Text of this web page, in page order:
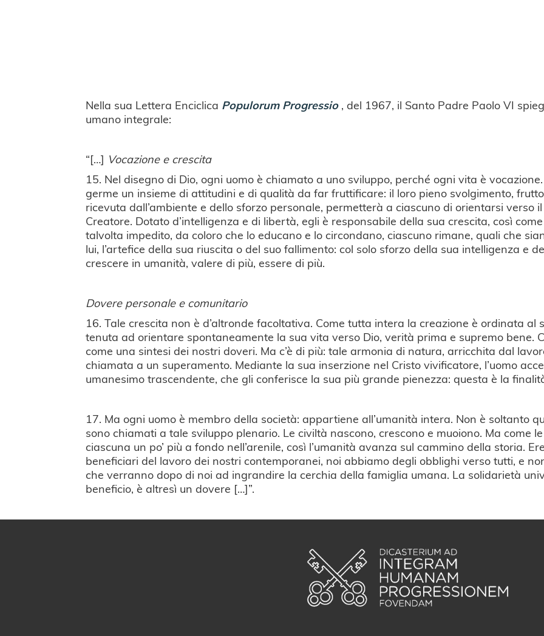
Nella sua Lettera Enciclica Populorum Progressio, del 1967, il Santo Padre Paolo VI
umano integrale:
“[…] Vocazione e crescita
15. Nel disegno di Dio, ogni uomo è chiamato a uno sviluppo, perché ogni vita è
germe un insieme di attitudini e di qualità da far fruttificare: il loro pieno svolgimento,
ricevuta dall’ambiente e dello sforzo personale, permetterà a ciascuno di orientarsi verso
Creatore. Dotato d’intelligenza e di libertà, egli è responsabile della sua crescita, così
talvolta impedito, da coloro che lo educano e lo circondano, ciascuno rimane, quali che
lui, l’artefice della sua riuscita o del suo fallimento: col solo sforzo della sua intelligenza e
crescere in umanità, valere di più, essere di più.
Dovere personale e comunitario
16. Tale crescita non è d’altronde facoltativa. Come tutta intera la creazione è ordinata al
tenuta ad orientare spontaneamente la sua vita verso Dio, verità prima e supremo bene.
come una sintesi dei nostri doveri. Ma c’è di più: tale armonia di natura, arricchita dal
chiamata a un superamento. Mediante la sua inserzione nel Cristo vivificatore, l’uomo
umanesimo trascendente, che gli conferisce la sua più grande pienezza: questa è la
17. Ma ogni uomo è membro della società: appartiene all’umanità intera. Non è soltanto
sono chiamati a tale sviluppo plenario. Le civiltà nascono, crescono e muoiono. Ma come
ciascuna un po’ più a fondo nell’arenile, così l’umanità avanza sul cammino della storia.
beneficiari del lavoro dei nostri contemporanei, noi abbiamo degli obblighi verso tutti, e
che verranno dopo di noi ad ingrandire la cerchia della famiglia umana. La solidarietà
beneficio, è altresì un dovere […]”.